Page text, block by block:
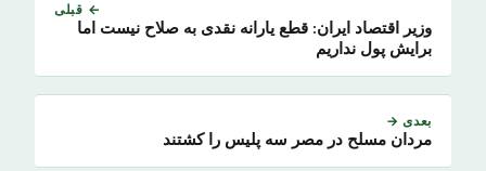
← قبلی
وزیر اقتصاد ایران: قطع یارانه نقدی به صلاح نیست اما
برایش پول نداریم
بعدی →
مردان مسلح در مصر سه پلیس را کشتند